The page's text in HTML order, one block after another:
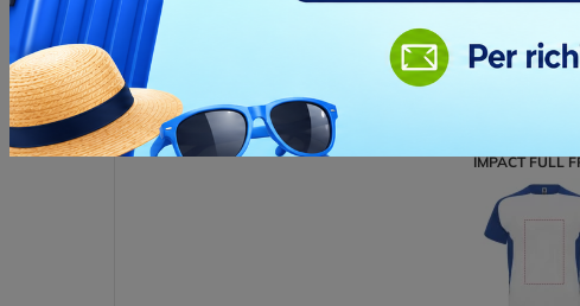
DTF TRANSFER
2
IMPACT FULL